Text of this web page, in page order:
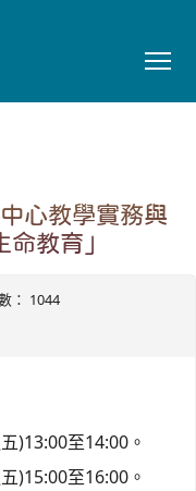
心教學實務與
教育」
： 1044
)13:00至14:00。
)15:00至16:00。